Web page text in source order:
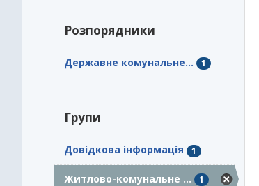
Розпорядники
Державне комунальне... 1
Групи
Довідкова інформація 1
Житлово-комунальне ... 1